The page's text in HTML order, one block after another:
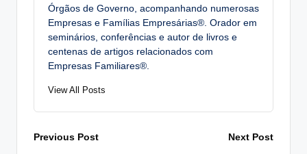
Órgãos de Governo, acompanhando numerosas
Empresas e Famílias Empresárias®. Orador em
seminários, conferências e autor de livros e
centenas de artigos relacionados com
Empresas Familiares®.
View All Posts
Post
Previous Post Next Post